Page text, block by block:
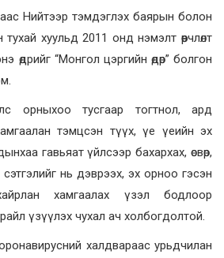
Нийтээр тэмдэглэх баярын болон
хуульд 2011 онд нэмэлт өөрчлөлт
өдрийг “Монгол цэргийн өдөр” болгон
орныхоо тусгаар тогтнол, ард
хамгаалан тэмцсэн түүх, үе үеийн эх
гавьяат үйлсээр бахархах, өсвөр,
нь дэврээх, эх орноо гэсэн
хамгаалах үзэл бодлоор
үзүүлэх чухал ач холбогдолтой.
халдвараас урьдчилан